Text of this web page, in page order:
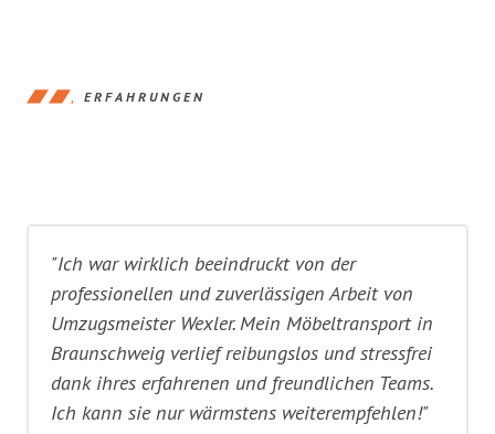
ERFAHRUNGEN
"Ich war wirklich beeindruckt von der
professionellen und zuverlässigen Arbeit von
Umzugsmeister Wexler. Mein Möbeltransport in
Braunschweig verlief reibungslos und stressfrei
dank ihres erfahrenen und freundlichen Teams.
Ich kann sie nur wärmstens weiterempfehlen!"